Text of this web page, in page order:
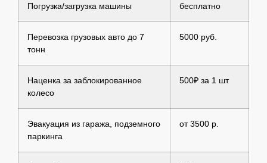
Погрузка/загрузка машины бесплатно
Перевозка грузовых авто до 7
тонн
5000 руб.
Наценка за заблокированное
колесо
500₽ за 1 шт
Эвакуация из гаража, подземного
паркинга
от 3500 р.